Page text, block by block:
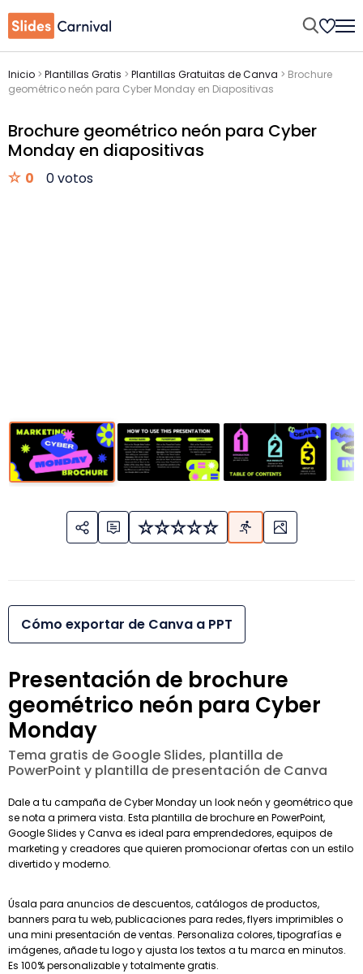
Inicio > Plantillas Gratis > Plantillas Gratuitas de Canva > Brochure
geométrico neón para Cyber Monday en Diapositivas
Brochure geométrico neón para Cyber
Monday en diapositivas
0 0 votos
Cómo exportar de Canva a PPT
Presentación de brochure
geométrico neón para Cyber
Monday
Tema gratis de Google Slides, plantilla de
PowerPoint y plantilla de presentación de Canva
Dale a tu campaña de Cyber Monday un look neón y geométrico que
se nota a primera vista. Esta plantilla de brochure en PowerPoint,
Google Slides y Canva es ideal para emprendedores, equipos de
marketing y creadores que quieren promocionar ofertas con un estilo
divertido y moderno.
Úsala para anuncios de descuentos, catálogos de productos,
banners para tu web, publicaciones para redes, flyers imprimibles o
una mini presentación de ventas. Personaliza colores, tipografías e
imágenes, añade tu logo y ajusta los textos a tu marca en minutos.
Es 100% personalizable y totalmente gratis.